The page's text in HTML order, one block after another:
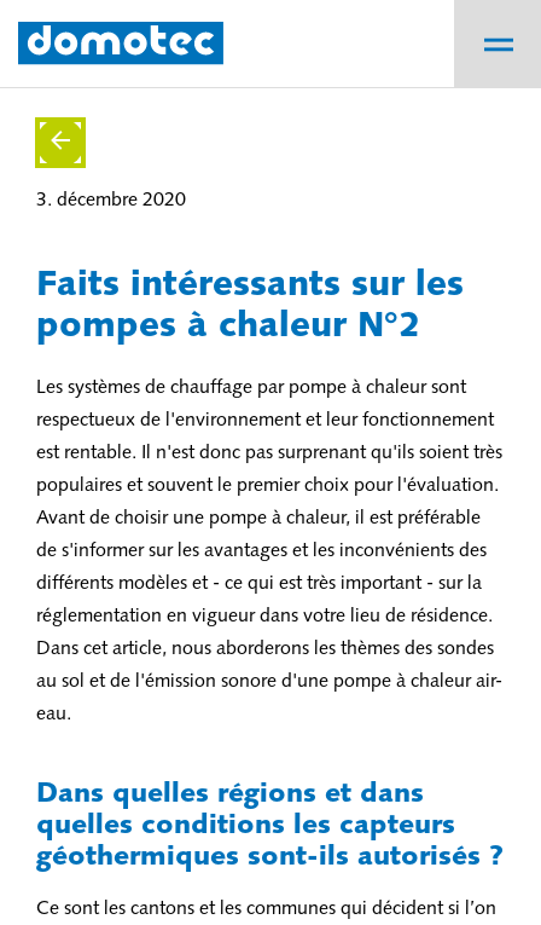
3. décembre 2020
Faits intéressants sur les
pompes à chaleur N°2
Les systèmes de chauffage par pompe à chaleur sont
respectueux de l'environnement et leur fonctionnement
est rentable. Il n'est donc pas surprenant qu'ils soient très
populaires et souvent le premier choix pour l'évaluation.
Avant de choisir une pompe à chaleur, il est préférable
de s'informer sur les avantages et les inconvénients des
différents modèles et - ce qui est très important - sur la
réglementation en vigueur dans votre lieu de résidence.
Dans cet article, nous aborderons les thèmes des sondes
au sol et de l'émission sonore d'une pompe à chaleur air-
eau.
Dans quelles régions et dans
quelles conditions les capteurs
géothermiques sont-ils autorisés ?
Ce sont les cantons et les communes qui décident si l’on